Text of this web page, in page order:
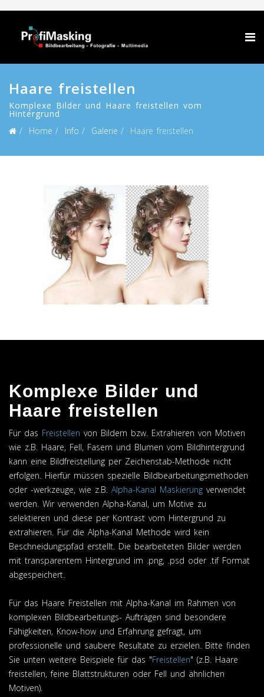
Haare freistellen
Komplexe Bilder und Haare freistellen vom
Hintergrund
Home
Info Galerie Haare freistellen
Komplexe Bilder und
Haare freistellen
Für das Freistellen von Bildern bzw. Extrahieren von Motiven
wie z.B. Haare, Fell, Fasern und Blumen vom Bildhintergrund
kann eine Bildfreistellung per Zeichenstab-Methode nicht
erfolgen. Hierfür müssen spezielle Bildbearbeitungsmethoden
oder -werkzeuge, wie z.B. Alpha-Kanal Maskierung verwendet
werden. Wir verwenden Alpha-Kanal, um Motive zu
selektieren und diese per Kontrast vom Hintergrund zu
extrahieren. Für die Alpha-Kanal Methode wird kein
Beschneidungspfad erstellt. Die bearbeiteten Bilder werden
mit transparentem Hintergrund im .png, .psd oder .tif Format
abgespeichert.
Für das Haare Freistellen mit Alpha-Kanal im Rahmen von
komplexen Bildbearbeitungs- Aufträgen sind besondere
Fähigkeiten, Know-how und Erfahrung gefragt, um
professionelle und saubere Resultate zu erzielen. Bitte finden
Sie unten weitere Beispiele für das "Freistellen" (z.B. Haare
freistellen, feine Blattstrukturen oder Fell und ähnlichen
Motiven).